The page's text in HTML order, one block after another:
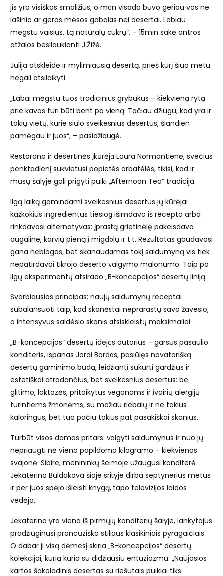
jis yra visiškas smaližius, o man visada buvo geriau vos ne
lašinio ar geros mėsos gabalas nei desertai. Labiau
mėgstu vaisius, tą natūralų cukrų“, – 15min sakė antros
atžalos besilaukianti J.Žižė.
Julija atskleidė ir mylimiausią desertą, prieš kurį šiuo metu
negali atsilaikyti.
„Labai mėgstu tuos tradicinius grybukus – kiekvieną rytą
prie kavos turi būti bent po vieną. Tačiau džiugu, kad yra ir
tokių vietų, kurie siūlo sveikesnius desertus, šiandien
pamėgau ir juos“, – pasidžiaugė.
Restorano ir desertinės įkūrėja Laura Normantienė, svečius
penktadienį sukvietusi popietės arbatėlės, tikisi, kad ir
mūsų šalyje gali prigyti puiki „Afternoon Tea“ tradicija.
Ilgą laiką gamindami sveikesnius desertus jų kūrėjai
kažkokius ingredientus tiesiog išimdavo iš recepto arba
rinkdavosi alternatyvas: įprastą grietinėlę pakeisdavo
augaline, karvių pieną į migdolų ir t.t. Rezultatas gaudavosi
gana neblogas, bet skanaudamas tokį saldumyną vis tiek
nepatirdavai tikrojo deserto valgymo malonumo. Taip po
ilgų eksperimentų atsirado „B-koncepcijos“ desertų liniją.
Svarbiausias principas: naujų saldumynų receptai
subalansuoti taip, kad skanėstai neprarastų savo žavesio,
o intensyvus saldėsio skonis atsiskleistų maksimaliai.
„B-koncepcijos“ desertų idėjos autorius – garsus pasaulio
konditeris, ispanas Jordi Bordas, pasiūlęs novatorišką
desertų gaminimo būdą, leidžiantį sukurti gardžius ir
estetiškai atrodančius, bet sveikesnius desertus: be
glitimo, laktozės, pritaikytus veganams ir įvairių alergijų
turintiems žmonėms, su mažiau riebalų ir ne tokius
kaloringus, bet tuo pačiu tokius pat pasakiškai skanius.
Turbūt visos damos pritars: valgyti saldumynus ir nuo jų
nepriaugti nė vieno papildomo kilogramo – kiekvienos
svajonė. Sibire, menininkų šeimoje užaugusi konditerė
Jekaterina Buldakova šioje srityje dirba septynerius metus
ir per juos spėjo išleisti knygą, tapo televizijos laidos
vedėja.
Jekaterina yra viena iš pirmųjų konditerių šalyje, lankytojus
pradžiuginusi prancūziško stiliaus klasikiniais pyragaičiais.
O dabar ji visą dėmesį skiria „B-koncepcijos“ desertų
kolekcijai, kurią kuria su didžiausiu entuziazmu: „Naujosios
kartos šokoladinis desertas su riešutais puikiai tiks